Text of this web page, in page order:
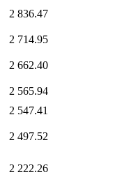
2 836.47
2 714.95
2 662.40
2 565.94
2 547.41
2 497.52
2 222.26